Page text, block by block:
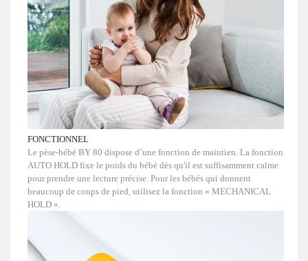
FONCTIONNEL
Le pèse-bébé BY 80 dispose d’une fonction de maintien. La fonction
AUTO HOLD fixe le poids du bébé dès qu'il est suffisamment calme
pour prendre une lecture précise. Pour les bébés qui donnent
beaucoup de coups de pied, utilisez la fonction « MECHANICAL
HOLD ».